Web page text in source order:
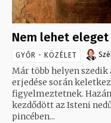
Nem lehet
GYŐR - KÖZÉLET
Már több helyen
erjedése során
figyelmeztetnek.
kezdődött az Isteni
pincében...